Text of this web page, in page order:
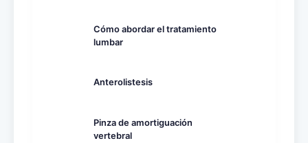
Cómo abordar el tratamiento
lumbar
Anterolistesis
Pinza de amortiguación
vertebral